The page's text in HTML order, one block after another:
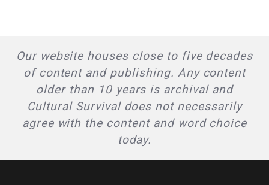
Our website houses close to five decades
of content and publishing. Any content
older than 10 years is archival and
Cultural Survival does not necessarily
agree with the content and word choice
today.